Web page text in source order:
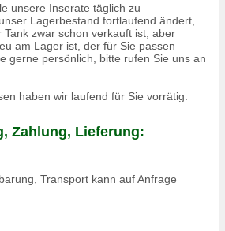
unsere Inserate täglich zu
Lagerbestand fortlaufend ändert,
Tank zwar schon verkauft ist, aber
am Lager ist, der für Sie passen
gerne persönlich, bitte rufen Sie uns an
haben wir laufend für Sie vorrätig.
Zahlung, Lieferung:
Transport kann auf Anfrage